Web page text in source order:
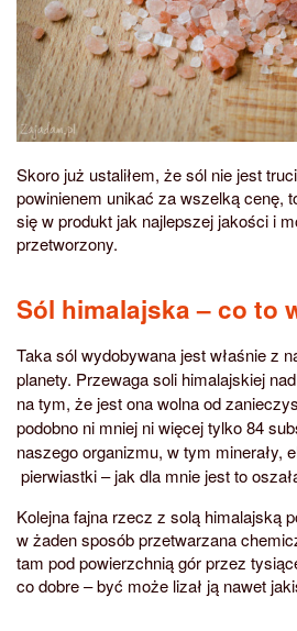
Skoro już ustaliłem, że sól nie jest
powinienem unikać za wszelką cenę,
się w produkt jak najlepszej jakości i
przetworzony.
Sól himalajska – co to
Taka sól wydobywana jest właśnie z
planety. Przewaga soli himalajskiej
na tym, że jest ona wolna od
podobno ni mniej ni więcej tylko 84
naszego organizmu, w tym minerały,
pierwiastki – jak dla mnie jest to
Kolejna fajna rzecz z solą himalajską
w żaden sposób przetwarzana
tam pod powierzchnią gór przez
co dobre – być może lizał ją nawet